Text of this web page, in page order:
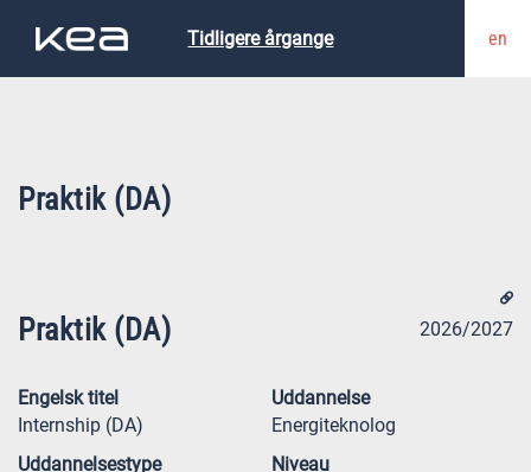
Tidligere årgange en
Praktik (DA)
Praktik (DA) 2026/2027
Engelsk titel
Internship (DA)
Uddannelse
Energiteknolog
Uddannelsestype
Niveau